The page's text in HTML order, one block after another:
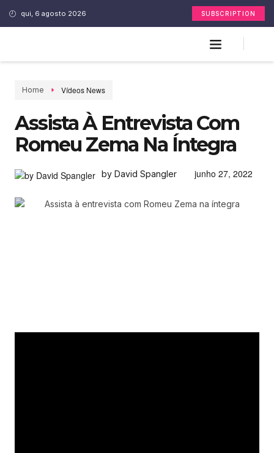
qui, 6 agosto 2026 SUBSCRIPTION
Home Vídeos News
Assista À Entrevista Com
Romeu Zema Na Íntegra
by David Spangler junho 27, 2022